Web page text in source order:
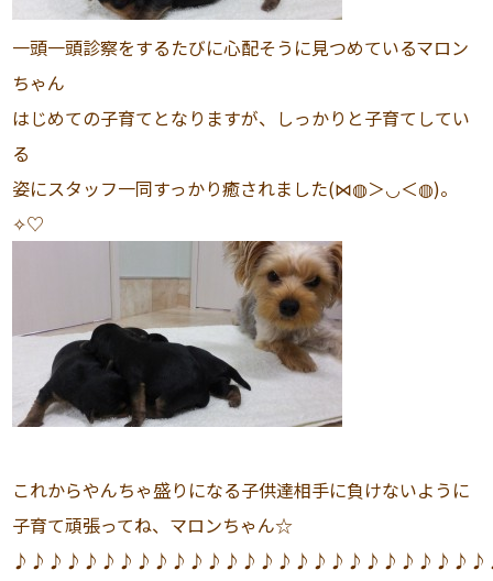
一頭一頭診察をするたびに心配そうに見つめているマロン
ちゃん
はじめての子育てとなりますが、しっかりと子育てしてい
る
姿にスタッフ一同すっかり癒されました(⋈◍＞◡＜◍)。
✧♡
これからやんちゃ盛りになる子供達相手に負けないように
子育て頑張ってね、マロンちゃん☆